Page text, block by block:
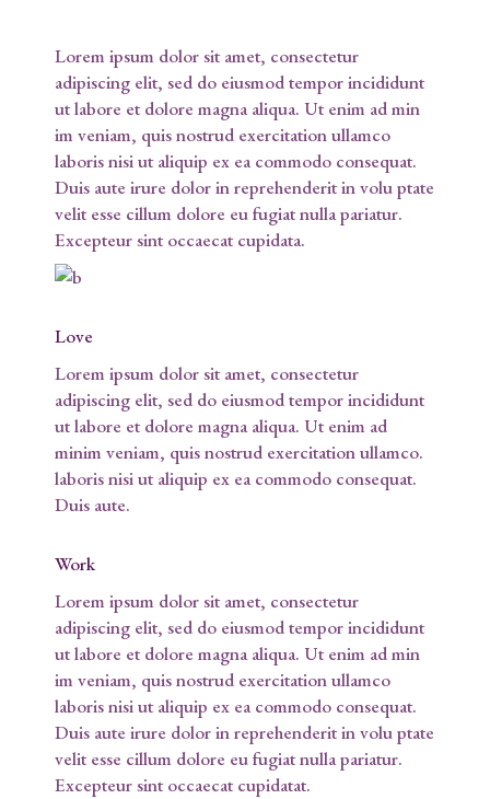
Lorem ipsum dolor sit amet, consectetur
adipiscing elit, sed do eiusmod tempor incididunt
ut labore et dolore magna aliqua. Ut enim ad min
im veniam, quis nostrud exercitation ullamco
laboris nisi ut aliquip ex ea commodo consequat.
Duis aute irure dolor in reprehenderit in volu ptate
velit esse cillum dolore eu fugiat nulla pariatur.
Excepteur sint occaecat cupidata.
Love
Lorem ipsum dolor sit amet, consectetur
adipiscing elit, sed do eiusmod tempor incididunt
ut labore et dolore magna aliqua. Ut enim ad
minim veniam, quis nostrud exercitation ullamco.
laboris nisi ut aliquip ex ea commodo consequat.
Duis aute.
Work
Lorem ipsum dolor sit amet, consectetur
adipiscing elit, sed do eiusmod tempor incididunt
ut labore et dolore magna aliqua. Ut enim ad min
im veniam, quis nostrud exercitation ullamco
laboris nisi ut aliquip ex ea commodo consequat.
Duis aute irure dolor in reprehenderit in volu ptate
velit esse cillum dolore eu fugiat nulla pariatur.
Excepteur sint occaecat cupidatat.